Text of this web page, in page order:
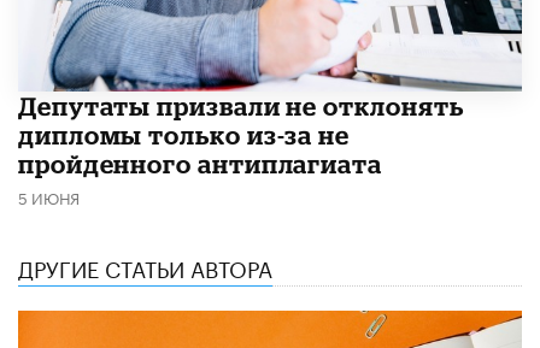
Депутаты призвали не отклонять
дипломы только из-за не
пройденного антиплагиата
5 ИЮНЯ
ДРУГИЕ СТАТЬИ АВТОРА